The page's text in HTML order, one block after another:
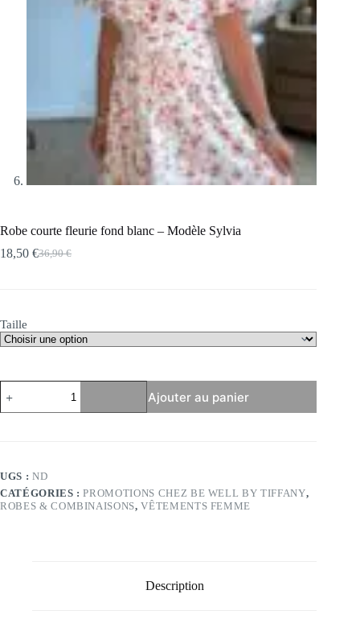
Robe courte fleurie fond blanc – Modèle Sylvia
36,90€
Le
18,50 €Le
Taille
de
Robe
-
Modèle
Sylvia
Ajouter au panier
UGS : ND
CATÉGORIES :PROMOTIONS CHEZ BE WELL BY TIFFANY
,
ROBES & COMBINAISONS,VÊTEMENTS FEMME
Description